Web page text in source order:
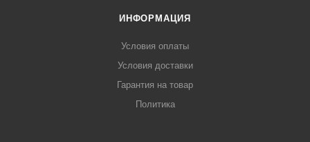
ИНФОРМАЦИЯ
Условия оплаты
Условия доставки
Гарантия на товар
Политика